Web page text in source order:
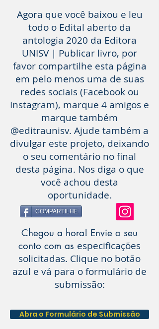
Agora que você baixou e leu
todo o Edital aberto da
antologia 2020 da Editora
UNISV | Publicar livro, por
favor compartilhe esta página
em pelo menos uma de suas
redes sociais (Facebook ou
Instagram), marque 4 amigos e
marque também
@editraunisv. Ajude também a
divulgar este projeto, deixando
o seu comentário no final
desta página. Nos diga o que
você achou desta
oportunidade.
Chegou a hora! Envie o seu
conto com as especificações
solicitadas. Clique no botão
azul e vá para o formulário de
submissão:
COMPARTILHE
Abra o Formulário de Submissão